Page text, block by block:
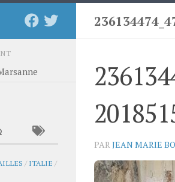
PAR JEAN MARIE
/ ITALIE /